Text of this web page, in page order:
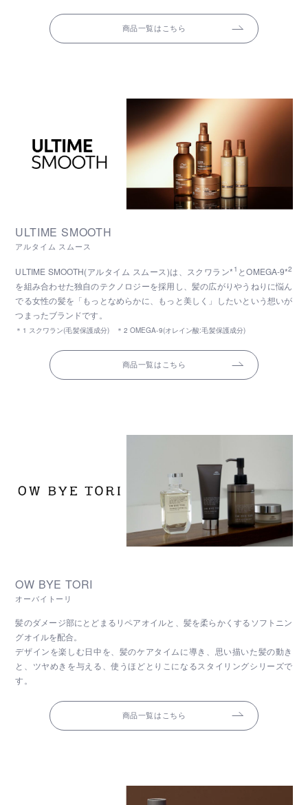
商品一覧はこちら
ULTIME SMOOTH
アルタイム スムース
ULTIME SMOOTH(アルタイム スムース)は、スクワラン* 1 とOMEGA-9*2
を組み合わせた独自のテクノロジーを採用し、髪の広がりやうねりに悩ん
でる女性の髪を「もっとなめらかに、もっと美しく」したいという想いが
つまったブランドです。
＊1 スクワラン(毛髪保護成分) ＊2 OMEGA-9(オレイン酸:毛髪保護成分)
商品一覧はこちら
OW BYE TORI
オーバイトーリ
髪のダメージ部にとどまるリペアオイルと、髪を柔らかくするソフトニン
グオイルを配合。
デザインを楽しむ日中を、髪のケアタイムに導き、思い描いた髪の動き
と、ツヤめきを与える、使うほどとりこになるスタイリングシリーズで
す。
商品一覧はこちら